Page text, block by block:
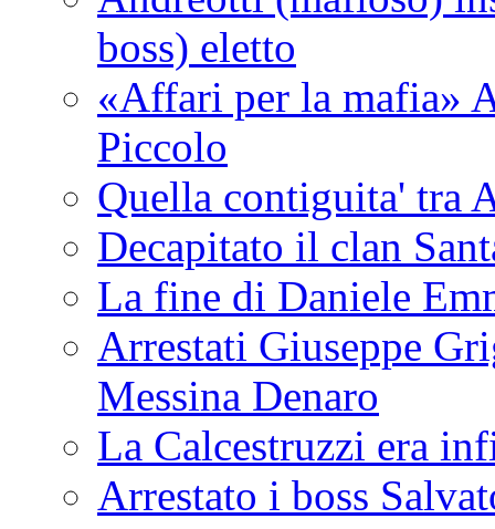
boss) eletto
«Affari per la mafia»
Piccolo
Quella contiguita' tra
Decapitato il clan
La fine di Daniele
Arrestati Giuseppe
Messina Denaro
La Calcestruzzi era
Arrestato i boss